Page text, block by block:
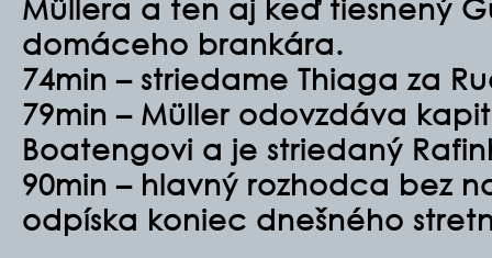
Müllera a ten aj keď tiesnený
domáceho brankára.
74min – striedame Thiaga za
79min – Müller odovzdáva
Boatengovi a je striedaný
90min – hlavný rozhodca bez
odpíska koniec dnešného